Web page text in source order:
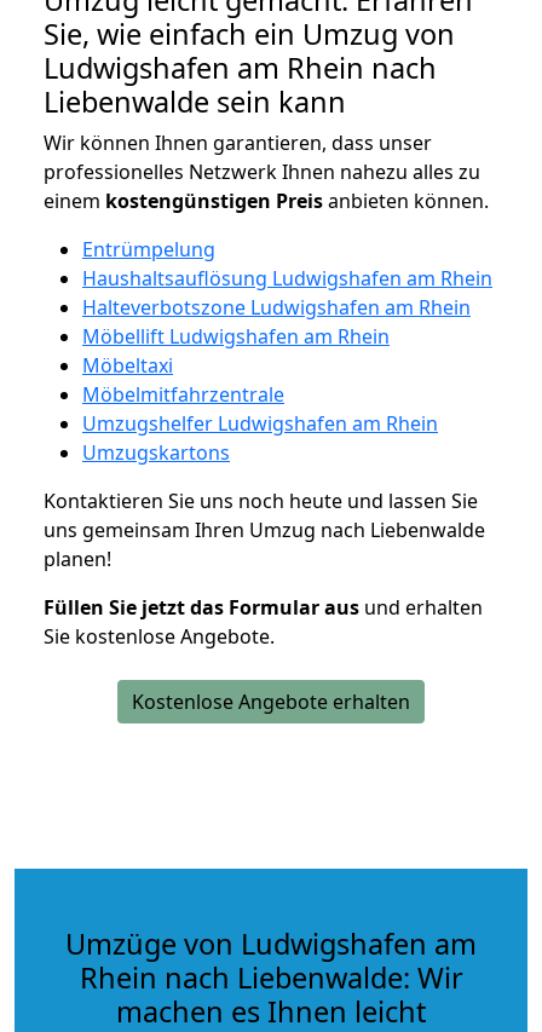
Sie, wie einfach ein Umzug von
Ludwigshafen am Rhein nach
Liebenwalde sein kann
Wir können Ihnen garantieren, dass unser
professionelles Netzwerk Ihnen nahezu alles zu
einem kostengünstigen Preisanbieten können.
Entrümpelung
Haushaltsauflösung Ludwigshafen am Rhein
Halteverbotszone Ludwigshafen am Rhein
Möbellift Ludwigshafen am Rhein
Möbeltaxi
Möbelmitfahrzentrale
Umzugshelfer Ludwigshafen am Rhein
Umzugskartons
Kontaktieren Sie uns noch heute und lassen Sie
uns gemeinsam Ihren Umzug nach Liebenwalde
planen!
Füllen Sie jetzt das Formular aus und erhalten
Sie kostenlose Angebote.
Kostenlose Angebote erhalten
Umzüge von Ludwigshafen am
Rhein nach Liebenwalde: Wir
machen es Ihnen leicht